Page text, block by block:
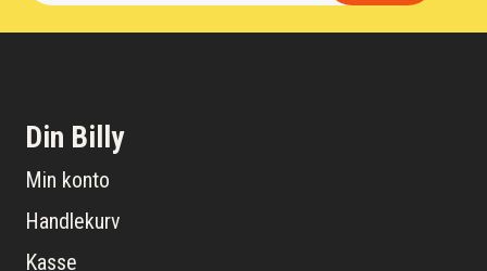
Din Billy
Min konto
Handlekurv
Kasse